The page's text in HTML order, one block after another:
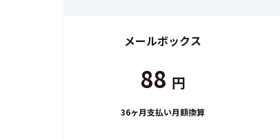
メールボックス
88 円
36ヶ月支払い月額換算